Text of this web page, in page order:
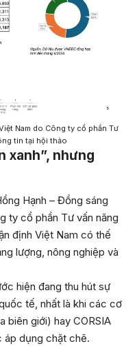
Nam do Công ty cổ phần Tư
tin tại hội thảo
xanh”, nhưng
Hạnh – Đồng sáng
ty cổ phần Tư vấn năng
định Việt Nam có thế
lượng, nông nghiệp và
hiện đang thu hút sự
tế, nhất là khi các cơ
biên giới) hay CORSIA
áp dụng chặt chẽ.